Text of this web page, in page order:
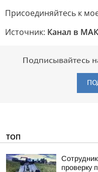
Присоединяйтесь к
Источник: Канал в
Подписывайтесь
ТОП
проверку